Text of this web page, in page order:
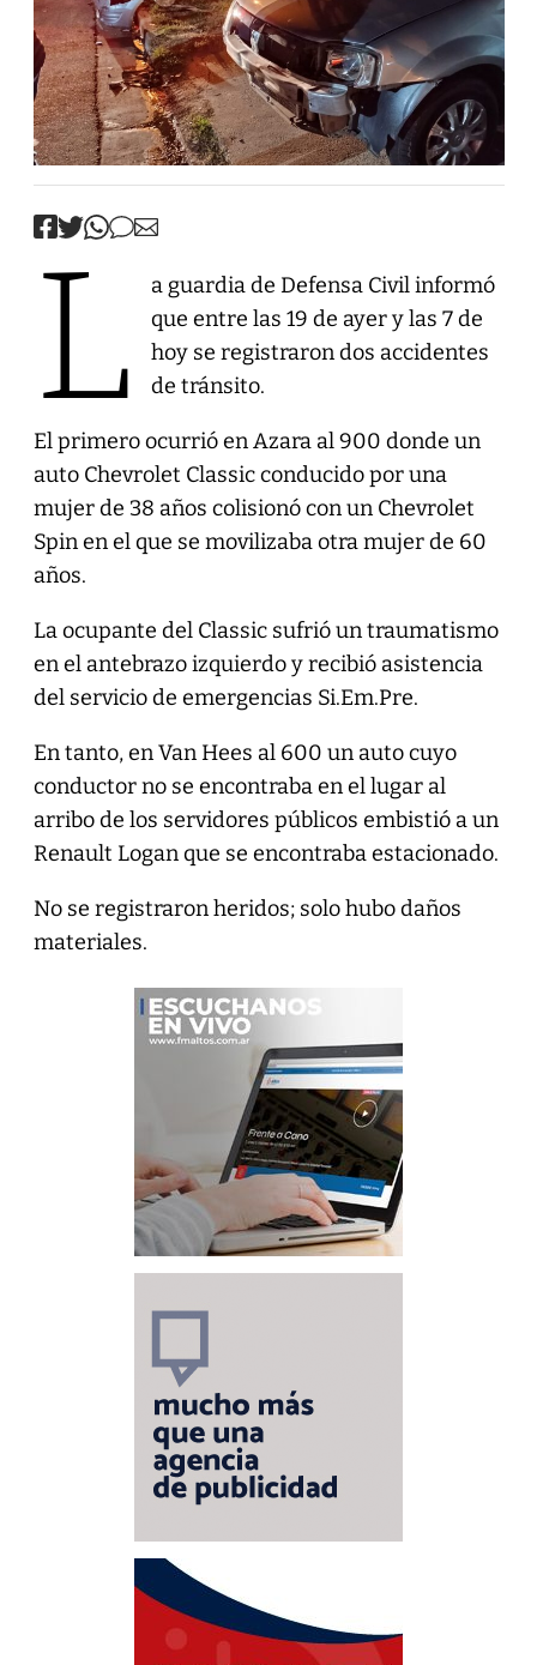
L
a guardia de Defensa Civil informó
que entre las 19 de ayer y las 7 de
hoy se registraron dos accidentes
de tránsito.
El primero ocurrió en Azara al 900 donde un
auto Chevrolet Classic conducido por una
mujer de 38 años colisionó con un Chevrolet
Spin en el que se movilizaba otra mujer de 60
años.
La ocupante del Classic sufrió un traumatismo
en el antebrazo izquierdo y recibió asistencia
del servicio de emergencias Si.Em.Pre.
En tanto, en Van Hees al 600 un auto cuyo
conductor no se encontraba en el lugar al
arribo de los servidores públicos embistió a un
Renault Logan que se encontraba estacionado.
No se registraron heridos; solo hubo daños
materiales.